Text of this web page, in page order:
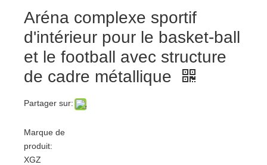
Aréna complexe sportif
d'intérieur pour le basket-ball
et le football avec structure
de cadre métallique
Partager sur:
Marque de
produit:
XGZ